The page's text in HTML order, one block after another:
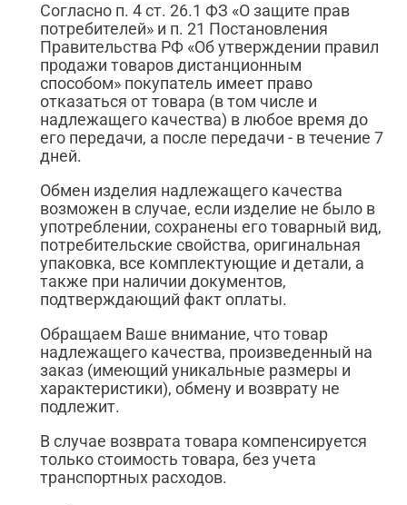
Согласно п. 4 ст. 26.1 ФЗ «О защите прав
потребителей» и п. 21 Постановления
Правительства РФ «Об утверждении правил
продажи товаров дистанционным
способом» покупатель имеет право
отказаться от товара (в том числе и
надлежащего качества) в любое время до
его передачи, а после передачи - в течение 7
дней.
Обмен изделия надлежащего качества
возможен в случае, если изделие не было в
употреблении, сохранены его товарный вид,
потребительские свойства, оригинальная
упаковка, все комплектующие и детали, а
также при наличии документов,
подтверждающий факт оплаты.
Обращаем Ваше внимание, что товар
надлежащего качества, произведенный на
заказ (имеющий уникальные размеры и
характеристики), обмену и возврату не
подлежит.
В случае возврата товара компенсируется
только стоимость товара, без учета
транспортных расходов.